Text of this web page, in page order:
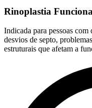
Rinoplastia
Indicada para pessoas
desvios de septo,
estruturais que afetam a